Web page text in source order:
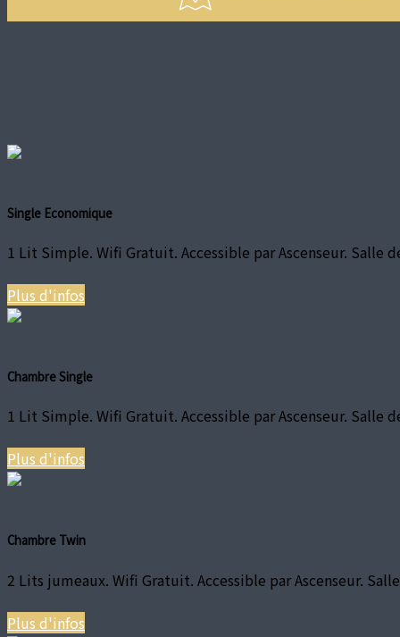
Single Economique
1 Lit Simple. Wifi Gratuit. Accessible par Ascenseur. Salle
Plus d'infos
Chambre Single
1 Lit Simple. Wifi Gratuit. Accessible par Ascenseur. Salle
Plus d'infos
Chambre Twin
2 Lits jumeaux. Wifi Gratuit. Accessible par Ascenseur.
Plus d'infos